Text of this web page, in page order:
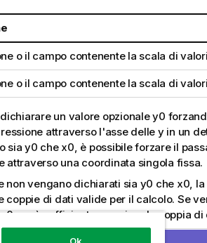
o il campo contenente la scala di
o il campo contenente la scala di valori
un valore opzionaley0
attraverso l'asse delle y in un
sia y0 che x0, è possibile forzare il
attraverso una coordinata singola fissa.
non vengano dichiarati sia y0 che x0,
coppie di dati valide per il calcolo. Se
x0, sarà sufficiente una singola coppia di